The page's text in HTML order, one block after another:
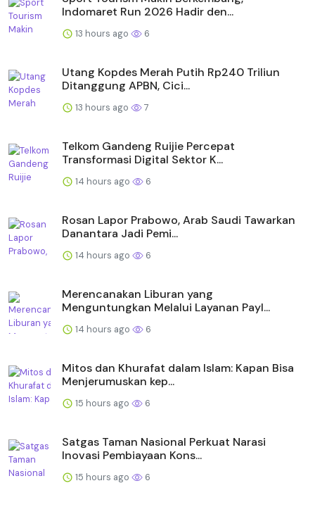
Indomaret Run 2026 Hadir den...
13 hours ago 6
Utang Kopdes Merah Putih Rp240 Triliun
Ditanggung APBN, Cici...
13 hours ago 7
Telkom Gandeng Ruijie Percepat
Transformasi Digital Sektor K...
14 hours ago 6
Rosan Lapor Prabowo, Arab Saudi Tawarkan
Danantara Jadi Pemi...
14 hours ago 6
Merencanakan Liburan yang
Menguntungkan Melalui Layanan Payl...
14 hours ago 6
Mitos dan Khurafat dalam Islam: Kapan Bisa
Menjerumuskan kep...
15 hours ago 6
Satgas Taman Nasional Perkuat Narasi
Inovasi Pembiayaan Kons...
15 hours ago 6